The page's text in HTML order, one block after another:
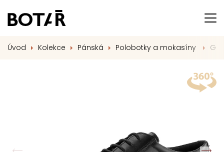
Úvod Kolekce Pánská Polobotky a mokasíny